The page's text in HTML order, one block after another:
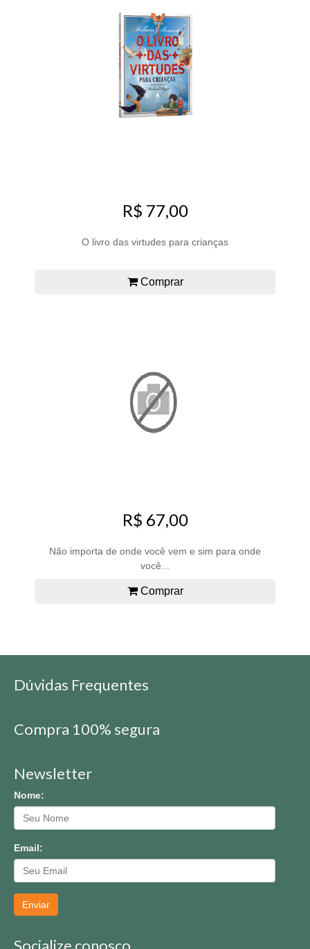
R$ 77,00
O livro das virtudes para crianças
Comprar
R$ 67,00
Não importa de onde você vem e sim para onde
você...
Comprar
Dúvidas Frequentes
Compra 100% segura
Newsletter
Nome:
Email:
Enviar
Socialize conosco